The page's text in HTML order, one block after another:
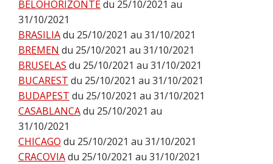
BELOHORIZONTEdu 25/10/2021 au
31/10/2021
BRASILIAdu 25/10/2021 au 31/10/2021
BREMEN du 25/10/2021 au 31/10/2021
BRUSELAS du 25/10/2021 au 31/10/2021
BUCAREST du 25/10/2021 au 31/10/2021
BUDAPEST du 25/10/2021 au 31/10/2021
CASABLANCAdu 25/10/2021 au
31/10/2021
CHICAGO du 25/10/2021 au 31/10/2021
CRACOVIAdu 25/10/2021 au 31/10/2021